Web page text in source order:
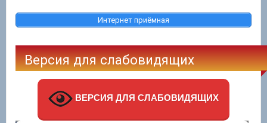
Интернет приёмная
Версия для слабовидящих
ВЕРСИЯ ДЛЯ СЛАБОВИДЯЩИХ